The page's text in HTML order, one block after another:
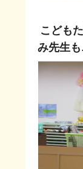
こども
み先生